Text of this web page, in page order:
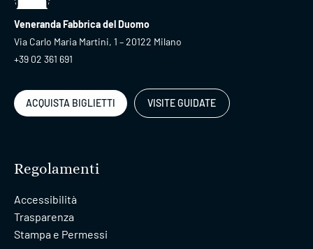
Veneranda Fabbrica del Duomo
Via Carlo Maria Martini, 1 – 20122 Milano
+39 02 361 691
ACQUISTA BIGLIETTI VISITE GUIDATE
Regolamenti
Accessibilità
Trasparenza
Stampa e Permessi